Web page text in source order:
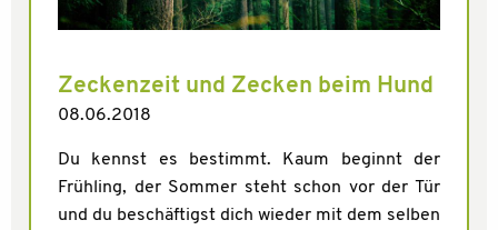
Zeckenzeit und Zecken beim Hund
08.06.2018
Du kennst es bestimmt. Kaum beginnt der
Frühling, der Sommer steht schon vor der Tür
und du beschäftigst dich wieder mit dem selben